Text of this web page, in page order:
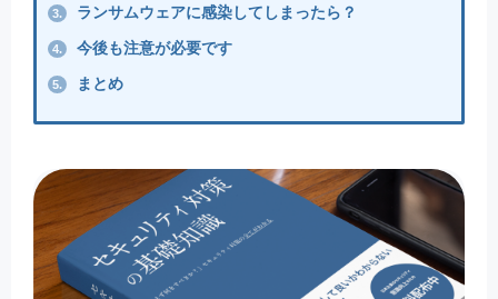
3. ランサムウェアに感染してしまったら？
4. 今後も注意が必要です
5. まとめ